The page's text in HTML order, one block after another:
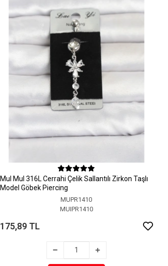
MuI MuI 316L Cerrahi Çelik Sallantılı Zirkon Taşlı
Model Göbek Piercing
MUPR1410
MUIPR1410
175,89 TL